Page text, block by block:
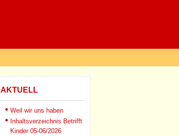
AKTUELL
Weil wir uns haben
Inhaltsverzeichnis Betrifft
Kinder 05-06/2026